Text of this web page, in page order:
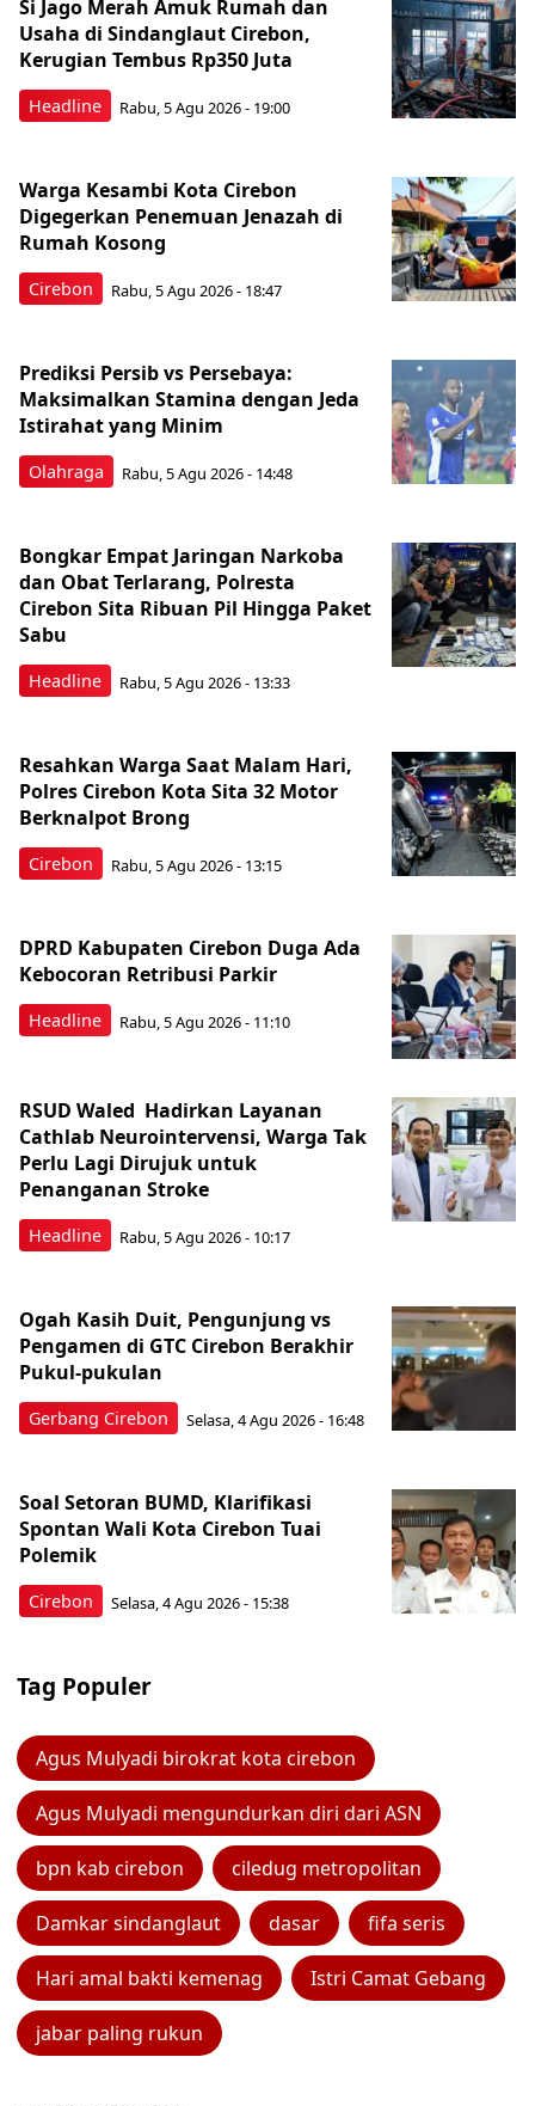
Headline
Si Jago Merah Amuk Rumah dan
Usaha di Sindanglaut Cirebon,
Kerugian Tembus Rp350 Juta
Rabu, 5 Agu 2026 - 19:00
Cirebon
Warga Kesambi Kota Cirebon
Digegerkan Penemuan Jenazah di
Rumah Kosong
Rabu, 5 Agu 2026 - 18:47
Olahraga
Prediksi Persib vs Persebaya:
Maksimalkan Stamina dengan Jeda
Istirahat yang Minim
Rabu, 5 Agu 2026 - 14:48
Headline
Bongkar Empat Jaringan Narkoba
dan Obat Terlarang, Polresta
Cirebon Sita Ribuan Pil Hingga Paket
Sabu
Rabu, 5 Agu 2026 - 13:33
Cirebon
Resahkan Warga Saat Malam Hari,
Polres Cirebon Kota Sita 32 Motor
Berknalpot Brong
Rabu, 5 Agu 2026 - 13:15
Headline
DPRD Kabupaten Cirebon Duga Ada
Kebocoran Retribusi Parkir
Rabu, 5 Agu 2026 - 11:10
Headline
RSUD Waled Hadirkan Layanan
Cathlab Neurointervensi, Warga Tak
Perlu Lagi Dirujuk untuk
Penanganan Stroke
Rabu, 5 Agu 2026 - 10:17
Gerbang Cirebon
Ogah Kasih Duit, Pengunjung vs
Pengamen di GTC Cirebon Berakhir
Pukul-pukulan
Selasa, 4 Agu 2026 - 16:48
Cirebon
Soal Setoran BUMD, Klarifikasi
Spontan Wali Kota Cirebon Tuai
Polemik
Selasa, 4 Agu 2026 - 15:38
Tag Populer
Agus Mulyadi birokrat kota cirebon
Agus Mulyadi mengundurkan diri dari ASN
bpn kab cirebon ciledug metropolitan
Damkar sindanglaut dasar fifa seris
Hari amal bakti kemenag Istri Camat Gebang
jabar paling rukun